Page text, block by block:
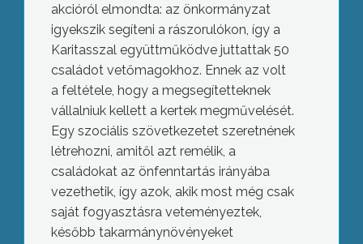
akcióról elmondta: az önkormányzat
igyekszik segíteni a rászorulókon, így a
Karitasszal együttműködve juttattak 50
családot vetőmagokhoz. Ennek az volt
a feltétele, hogy a megsegítetteknek
vállalniuk kellett a kertek megművelését.
Egy szociális szövetkezetet szeretnének
létrehozni, amitől azt remélik, a
családokat az önfenntartás irányába
vezethetik, így azok, akik most még csak
saját fogyasztásra veteményeztek,
később takarmánynövényeket